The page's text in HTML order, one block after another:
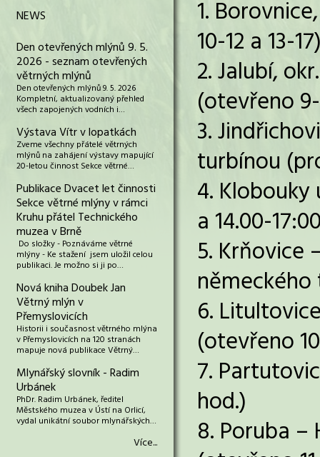
NEWS
Den otevřených mlýnů 9. 5.
2026 - seznam otevřených
větrných mlýnů
Den otevřených mlýnů 9. 5. 2026
Kompletní, aktualizovaný přehled
všech zapojených vodních i…
Výstava Vítr v lopatkách
Zveme všechny přátelé větrných
mlýnů na zahájení výstavy mapující
20-letou činnost Sekce větrné…
Publikace Dvacet let činnosti
Sekce větrné mlýny v rámci
Kruhu přátel Technického
muzea v Brně
Do složky - Poznáváme větrné
mlýny - Ke stažení jsem uložil celou
publikaci. Je možno si ji po…
Nová kniha Doubek Jan
Větrný mlýn v
Přemyslovicích
Historii i současnost větrného mlýna
v Přemyslovicích na 120 stranách
mapuje nová publikace Větrný…
Mlynářský slovník - Radim
Urbánek
PhDr. Radim Urbánek, ředitel
Městského muzea v Ústí na Orlicí,
vydal unikátní soubor mlynářských…
Více...
1.
10-12 a 13-
2. Jalubí,
(otevřeno
3.
turbínou
4. Klobouky
a 14.00-
5. Krňovice
německého
6.
(otevřeno
7.
hod.)
8. Poruba